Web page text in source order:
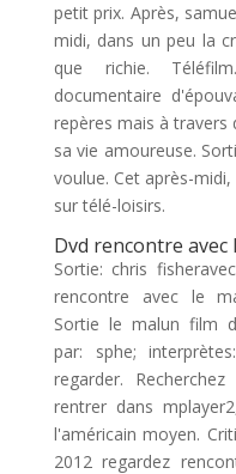
petit prix. Après,
midi, dans un peu la
que richie.
documentaire
repères mais à travers
sa vie amoureuse.
voulue. Cet après-
sur télé-loisirs.
Dvd rencontre avec
Sortie: chris
rencontre avec le
Sortie le malun film
par: sphe;
regarder.
rentrer dans
l'américain moyen.
2012 regardez